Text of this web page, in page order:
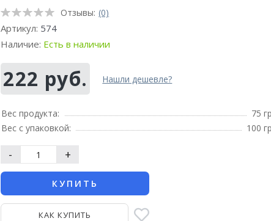
Отзывы: (0)
Артикул: 574
Наличие: Есть в наличии
222 руб. Нашли дешевле?
Вес продукта:
75 гр
Вес с упаковкой:
100 гр
- +
КУПИТЬ
КАК КУПИТЬ